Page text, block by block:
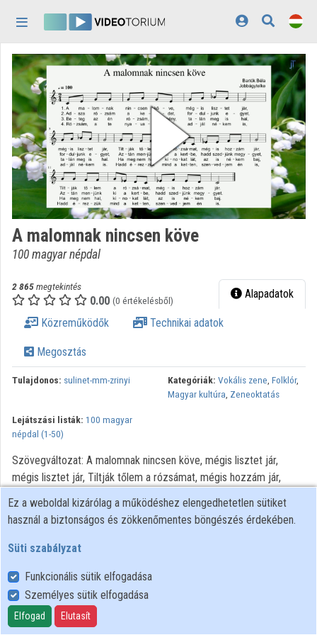
Kezdőlap
Bejelentkezés
Felfedezés
Kategóriák
Lejátszási listák
Intézmények
Közreműködők
A malomnak nincsen köve
100 magyar népdal
2 865megtekintés
0.00 (0 értékelésből) Alapadatok
Közreműködők Technikai adatok
Megosztás
Tulajdonos: sulinet-mm-zrinyi Kategóriák: Vokális zene, Folklór,
Magyar kultúra, Zeneoktatás
Lejátszási listák: 100 magyar
népdal (1-50)
Szövegváltozat: A malomnak nincsen köve, mégis lisztet jár,
mégis lisztet jár, Tiltják tőlem a rózsámat, mégis hozzám jár,
szeretőm, de az olyan volt, de az olyan volt, Ha egy nap nem
láttuk egymást, két nap beteg volt, Ha egy nap nem láttuk
egymást, két nap beteg volt. Harmadik nap megkérdeztem, téged
vót, A szívemet a szerelem körülfogta vót. Addsza rózsám a
kezedet, forduljunk egyet, forduljunk egyet, Aztán menjünk ki a
kertbe, hogy szedjünk meggyet, Aztán menjünk ki a kertbe, hogy
szedjünk meggyet. Leszedte a csalfa leány minden ágáról, ága-
Ez a weboldal kizárólag a működéshez elengedhetetlen sütiket
használ a biztonságos és zökkenőmentes böngészés érdekében.
Süti szabályzat
Funkcionális sütik elfogadása
Személyes sütik elfogadása
Elfogad Elutasít